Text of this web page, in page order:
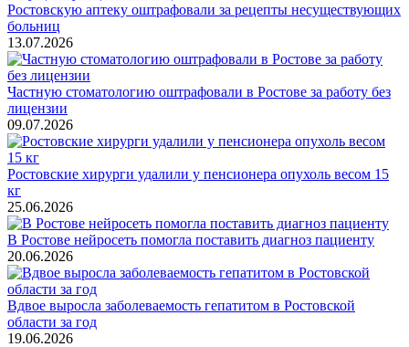
Ростовскую аптеку оштрафовали за рецепты несуществующих
больниц
13.07.2026
Частную стоматологию оштрафовали в Ростове за работу без
лицензии
09.07.2026
Ростовские хирурги удалили у пенсионера опухоль весом 15
кг
25.06.2026
В Ростове нейросеть помогла поставить диагноз пациенту
20.06.2026
Вдвое выросла заболеваемость гепатитом в Ростовской
области за год
19.06.2026